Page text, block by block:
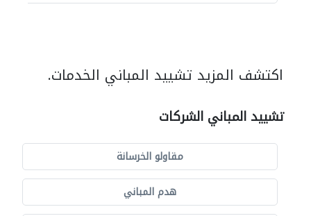
اكتشف المزيد تشييد المباني الخدمات.
تشييد المباني الشركات
مقاولو الخرسانة
هدم المباني